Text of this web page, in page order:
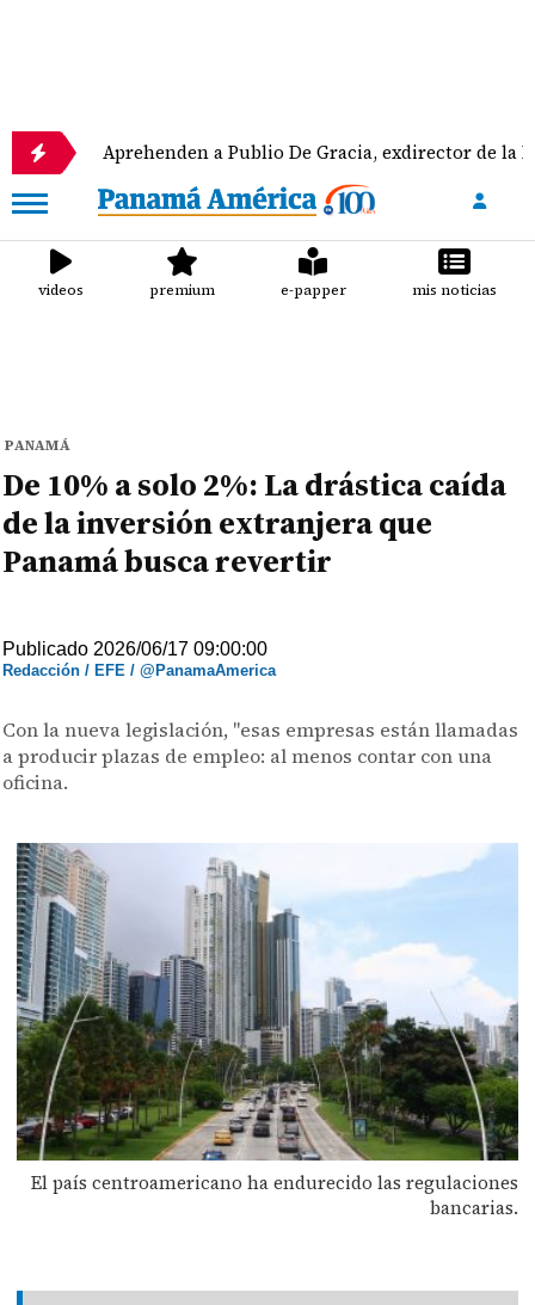
Aprehenden a Publio De Gracia, exdirector de la DGI
videos premium e-papper mis noticias
PANAMÁ
De 10% a solo 2%: La drástica caída
de la inversión extranjera que
Panamá busca revertir
Publicado 2026/06/17 09:00:00
Redacción / EFE / @PanamaAmerica
Con la nueva legislación, "esas empresas están llamadas
a producir plazas de empleo: al menos contar con una
oficina.
El país centroamericano ha endurecido las regulaciones
bancarias.